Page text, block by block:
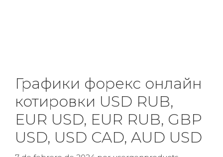
Графики форекс онлайн
котировки USD RUB,
EUR USD, EUR RUB, GBP
USD, USD CAD, AUD USD